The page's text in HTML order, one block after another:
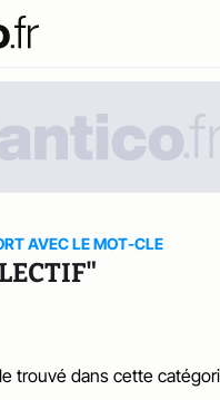
AVEC LE MOT-CLE
trouvé dans cette